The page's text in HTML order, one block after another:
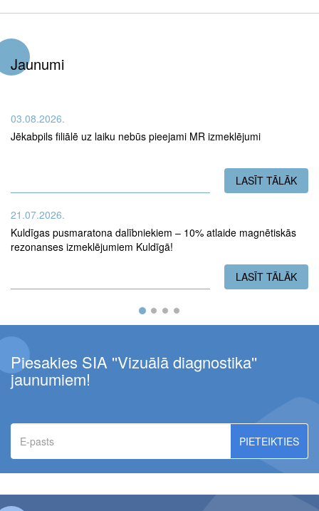
Jaunumi
03.08.2026.
Jēkabpils filiālē uz laiku nebūs pieejami MR izmeklējumi
LASĪT TĀLĀK
21.07.2026.
Kuldīgas pusmaratona dalībniekiem – 10% atlaide magnētiskās
rezonanses izmeklējumiem Kuldīgā!
LASĪT TĀLĀK
Piesakies SIA ''Vizuālā diagnostika''
jaunumiem!
pasts